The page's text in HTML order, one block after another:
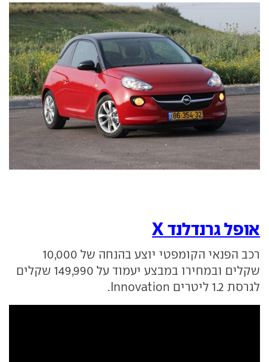
אופל גרנדלנד X
רכב הפנאי הקומפטי יוצע בהנחה של 10,000
שקלים ובמחירו במבצע יעמוד על 149,990 שקלים
לגרסת 1.2 ליטרים Innovation.